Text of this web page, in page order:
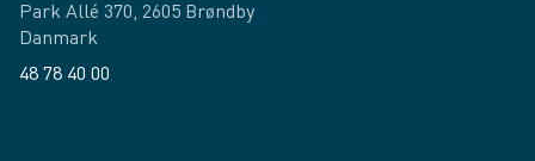
Park Allé 370, 2605 Brøndby
Danmark
48 78 40 00